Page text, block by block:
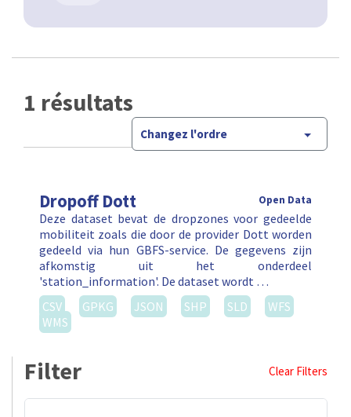
1 résultats
Changez l'ordre
Dropoff Dott Open Data
Deze dataset bevat de dropzones voor gedeelde
mobiliteit zoals die door de provider Dott worden
gedeeld via hun GBFS-service. De gegevens zijn
afkomstig uit het onderdeel
'station_information'. De dataset wordt …
CSV
GPKG JSON SHP SLD
WFS
WMS
Filter Clear Filters